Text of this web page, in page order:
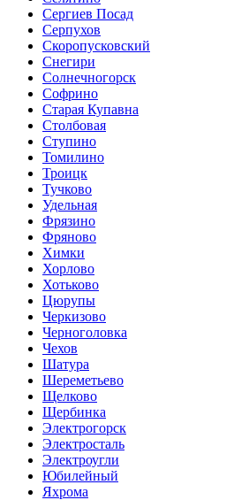
Сергиев Посад
Серпухов
Скоропусковский
Снегири
Солнечногорск
Софрино
Старая Купавна
Столбовая
Ступино
Томилино
Троицк
Тучково
Удельная
Фрязино
Фряново
Химки
Хорлово
Хотьково
Цюрупы
Черкизово
Черноголовка
Чехов
Шатура
Шереметьево
Щелково
Щербинка
Электрогорск
Электросталь
Электроугли
Юбилейный
Яхрома